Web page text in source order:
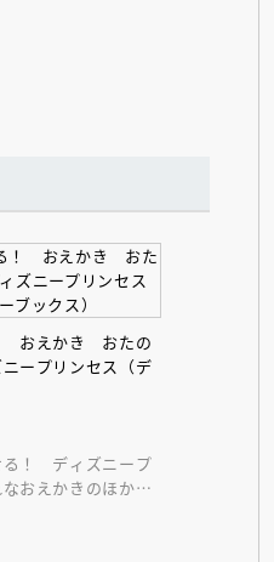
おえかき おたの
ープリンセス（デ
る！ ディズニープ
おえかきのほか